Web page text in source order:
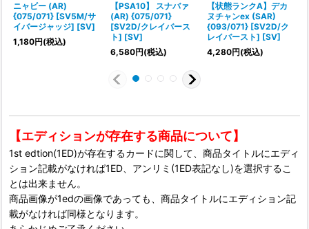
ニャビー (AR)
{075/071} [SV5M/サ
イバージャッジ] [SV]
1,180円(税込)
【PSA10】 スナバァ
(AR) {075/071}
[SV2D/クレイバース
ト] [SV]
6,580円(税込)
【状態ランクA】デカ
ヌチャンex (SAR)
{093/071} [SV2D/ク
レイバースト] [SV]
4,280円(税込)
【エディションが存在する商品について】
1st edtion(1ED)が存在するカードに関して、商品タイトルにエディ
ション記載がなければ1ED、アンリミ(1ED表記なし)を選択するこ
とは出来ません。
商品画像が1edの画像であっても、商品タイトルにエディション記
載がなければ同様となります。